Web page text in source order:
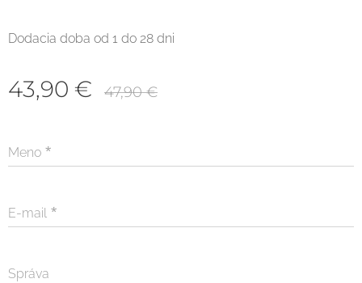
Dodacia doba od 1 do 28 dni
43,90 € 47,90€
Meno
E-mail
Správa